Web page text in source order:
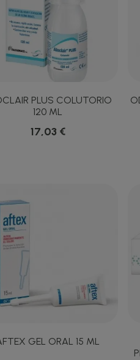
PLUS COLUTORIO
120 ML
17,03 €
GEL ORAL 15 ML